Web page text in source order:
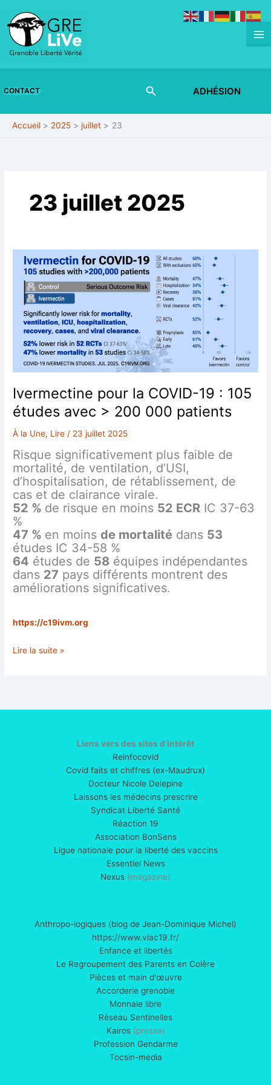
contenu
CONTACT RechercherADHÉSION
Accueil 2025 juillet 23
23 juillet 2025
Ivermectine pour la COVID-19 : 105
études avec > 200 000 patients
À la Une, Lire / 23 juillet 2025
Risque significativement plus faible de
mortalité, de ventilation, d’USI,
d’hospitalisation, de rétablissement, de
cas et de clairance virale.
52 % de risque en moins 52 ECR IC 37-63
%
47 % en moins de mortalité dans 53
études IC 34-58 %
64 études de 58 équipes indépendantes
dans 27 pays différents montrent des
améliorations significatives.
https://c19ivm.org
Ivermectine
Lire la suite »
Liens vers des sites d’intérêt
Reinfocovid
Covid faits et chiffres (ex-Maudrux)
Docteur Nicole Delepine
Laissons les médecins prescrire
Syndicat Liberté Santé
Réaction 19
Association BonSens
Ligue nationale pour la liberté des vaccins
Essentiel News
Nexus (magazine)
Anthropo-logiques (blog de Jean-Dominique Michel)
https://www.viac19.fr/
Enfance et libertés
Le Regroupement des Parents en Colère
Pièces et main d'œuvre
Accorderie grenoble
Monnaie libre
Réseau Sentinelles
Kairos(presse)
Profession Gendarme
Tocsin-media